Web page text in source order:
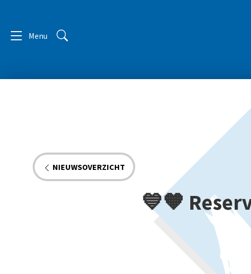
Menu
NIEUWSOVERZICHT
💙🧡